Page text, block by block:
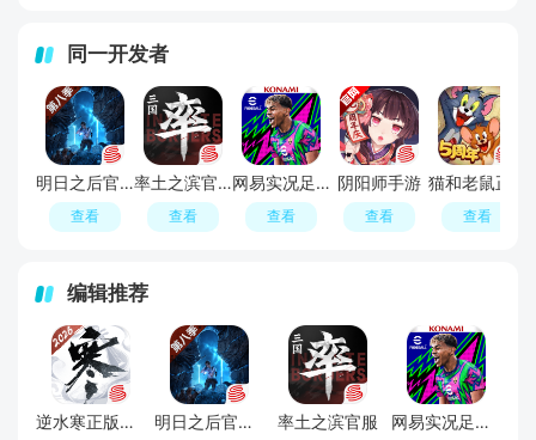
同一开发者
明日之后官方版
查看
率土之滨官服
查看
网易实况足球手游
查看
阴阳师手游
查看 查看
编辑推荐
逆水寒正版官服手游2026 明日之后官方版 率土之滨官服 网易实况足球手游